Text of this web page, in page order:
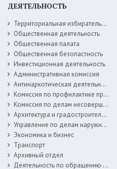
ДЕЯТЕЛЬНОСТЬ
Территориальная избирательная комиссия
Общественная деятельность
Общественная палата
Общественная безопастность
Инвестиционная деятельность
Административная комиссия
Антинаркотическая деятельность
Комиссия по профилактике правонарушений
Комиссия по делам несовершеннолетних
Архитектура и градостроительство
Управление по делам наружной рекламы
Экономика и бизнес
Транспорт
Архивный отдел
Деятельность по обращению с животными без владельцев